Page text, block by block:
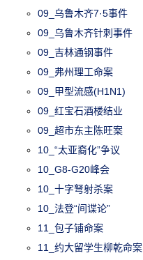
09_乌鲁木齐7·5事件
09_乌鲁木齐针刺事件
09_吉林通钢事件
09_弗州理工命案
09_甲型流感(H1N1)
09_红宝石酒楼结业
09_超市东主陈旺案
10_“太亚裔化”争议
10_G8-G20峰会
10_十字弩射杀案
10_法登“间谍论”
11_包子铺命案
11_约大留学生柳乾命案